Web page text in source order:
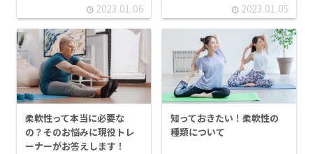
2023.01.06 2023.01.05
柔軟性って本当に必要な
の？そのお悩みに現役トレ
ーナーがお答えします！
知っておきたい！柔軟性の
種類について